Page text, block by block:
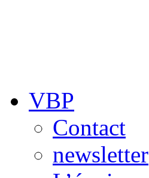
VBP
Contact
newsletter